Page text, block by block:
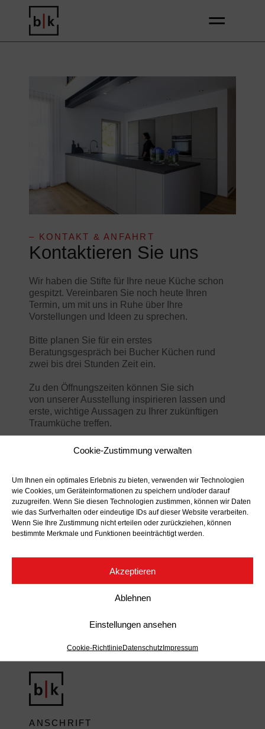
Cookie-Zustimmung verwalten
Um Ihnen ein optimales Erlebnis zu bieten, verwenden wir Technologien
wie Cookies, um Geräteinformationen zu speichern und/oder darauf
zuzugreifen. Wenn Sie diesen Technologien zustimmen, können wir Daten
wie das Surfverhalten oder eindeutige IDs auf dieser Website verarbeiten.
Wenn Sie Ihre Zustimmung nicht erteilen oder zurückziehen, können
bestimmte Merkmale und Funktionen beeinträchtigt werden.
Akzeptieren
Ablehnen
Einstellungen ansehen
Cookie-RichtlinieDatenschutzImpressum
springen
– KONTAKT & ANFAHRT
Kontaktieren Sie uns
Wir haben die Stifte für Ihre neue Küche schon
gespitzt. Vereinbaren Sie noch heute Ihren
Termin, um mit uns in Ruhe über Ihre
Vorstellungen und Ideen zu sprechen.
Bitte planen Sie für ein erstes
Beratungsgespräch bei Bucher Küchen rund
zwei bis drei Stunden Zeit ein.
Zu den Öffnungszeiten können Sie sich
von unserer Ausstellung inspirieren lassen und
erste, wichtige Aussagen zu Ihrer zukünftigen
Traumküche treffen.
Sie erreichen uns von Dienstag bis Samstag
Erwin Bucher GmbH
Bucher Küchen
Im Martelacker 10
79588 Efringen-Kirchen
Telefon:+49 (0) 7628 — 9103–0
ANSCHRIFT